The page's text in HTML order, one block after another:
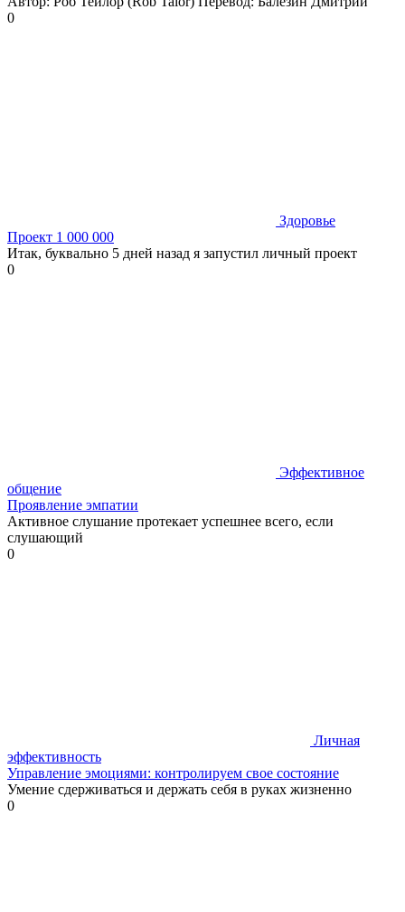
0
Здоровье
Проект 1 000 000
Итак, буквально 5 дней назад я запустил личный проект
0
Эффективное
общение
Проявление эмпатии
Активное слушание протекает успешнее всего, если
слушающий
0
Личная
эффективность
Управление эмоциями: контролируем свое состояние
Умение сдерживаться и держать себя в руках жизненно
0